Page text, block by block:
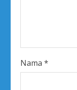
i
n
Nama *